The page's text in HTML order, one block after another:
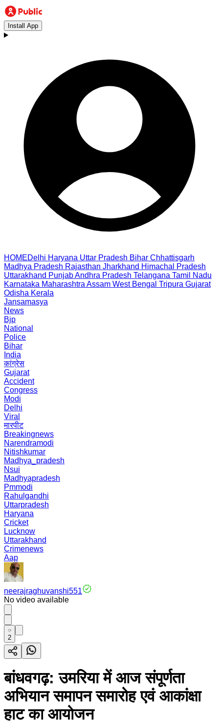
Install App
HOMEDelhi Haryana Uttar Pradesh Bihar Chhattisgarh
Madhya Pradesh Rajasthan Jharkhand Himachal Pradesh
Uttarakhand PunjabAndhra Pradesh Telangana Tamil Nadu
Karnataka Maharashtra Assam West Bengal Tripura Gujarat
Odisha Kerala
Jansamasya
News
Bjp
National
Police
Bihar
India
कांग्रेस
Gujarat
Accident
Congress
Modi
Delhi
Viral
मारपीट
Breakingnews
Narendramodi
Nitishkumar
Madhya_pradesh
Nsui
Madhyapradesh
Pmmodi
Rahulgandhi
Uttarpradesh
Haryana
Cricket
Lucknow
Uttarakhand
Crimenews
Aap
neerajraghuvanshi551
No video available
2
बांधवगढ़: उमरिया में आज संपूर्णता
अभियान समापन समारोह एवं आकांक्षा
हाट का आयोजन